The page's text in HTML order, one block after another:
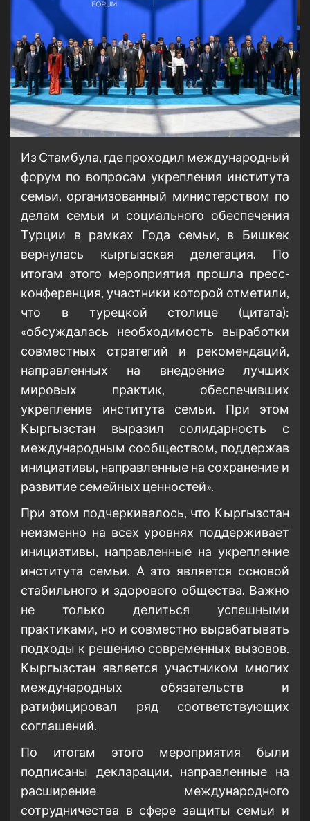
Из Стамбула, где проходил международный
форум по вопросам укрепления института
семьи, организованный министерством по
делам семьи и социального обеспечения
Турции в рамках Года семьи, в Бишкек
вернулась кыргызская делегация. По
итогам этого мероприятия прошла пресс-
конференция, участники которой отметили,
что в турецкой столице (цитата):
«обсуждалась необходимость выработки
совместных стратегий и рекомендаций,
направленных на внедрение лучших
мировых практик, обеспечивших
укрепление института семьи. При этом
Кыргызстан выразил солидарность с
международным сообществом, поддержав
инициативы, направленные на сохранение и
развитие семейных ценностей».
При этом подчеркивалось, что Кыргызстан
неизменно на всех уровнях поддерживает
инициативы, направленные на укрепление
института семьи. А это является основой
стабильного и здорового общества. Важно
не только делиться успешными
практиками, но и совместно вырабатывать
подходы к решению современных вызовов.
Кыргызстан является участником многих
международных обязательств и
ратифицировал ряд соответствующих
соглашений.
По итогам этого мероприятия были
подписаны декларации, направленные на
расширение международного
сотрудничества в сфере защиты семьи и